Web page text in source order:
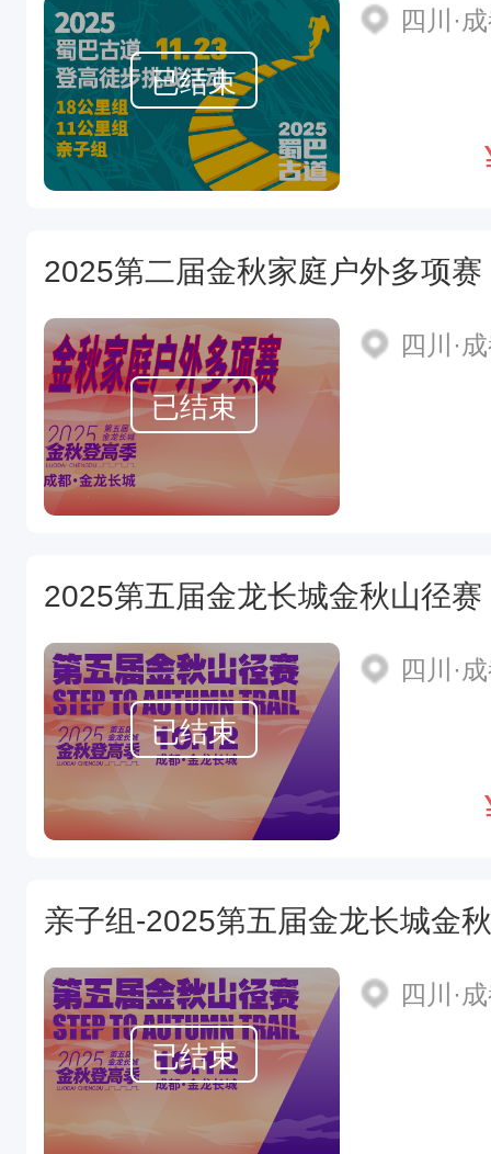
已结束
四川·
2025第二届金秋家庭户外多项赛
已结束
四川·
2025第五届金龙长城金秋山径赛
已结束
四川·
亲子组-2025第五届金龙长城金
已结束
四川·